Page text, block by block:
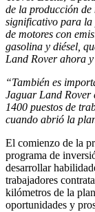
de la producción de
significativo para la
de motores con
gasolina y diésel,
Land Rover ahora
“También es
Jaguar Land Rover
1400 puestos de
cuando abrió la
El comienzo de la
programa de
desarrollar
trabajadores
kilómetros de la
oportunidades y